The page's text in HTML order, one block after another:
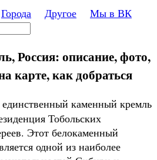
Города Другое Мы в ВК
Россия: описание, фото,
карте, как добраться
каменный кремль
Тобольских
Этот белокаменный
одной из наиболее